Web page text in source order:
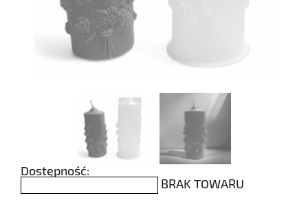
Dostępność:
BRAK TOWARU